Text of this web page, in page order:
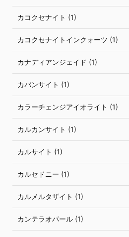
カコクセナイト (1)
カコクセナイトインクォーツ (1)
カナディアンジェイド (1)
カバンサイト (1)
カラーチェンジアイオライト (1)
カルカンサイト (1)
カルサイト (1)
カルセドニー (1)
カルメルタザイト (1)
カンテラオパール (1)